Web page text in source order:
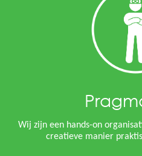
Wij zijn een hands-on
creatieve manier